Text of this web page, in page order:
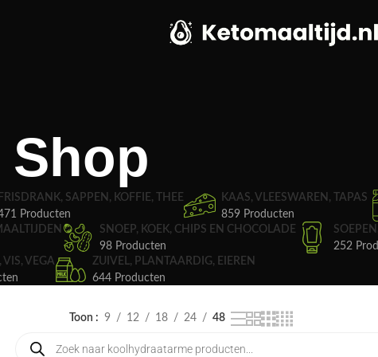
Shop
FRISDRANK, SAPPEN, KOFFIE, THEE
Producten
KAAS, VLEESWAREN, TAPAS
859 Producten
SNOEP, KOEK, CHIPS EN CHOCOLADE
98 Producten
252
VIS, VEGA
ZUIVEL, PLANTAARDIG, EIEREN
644 Producten
Toon 9 12 18 24 48